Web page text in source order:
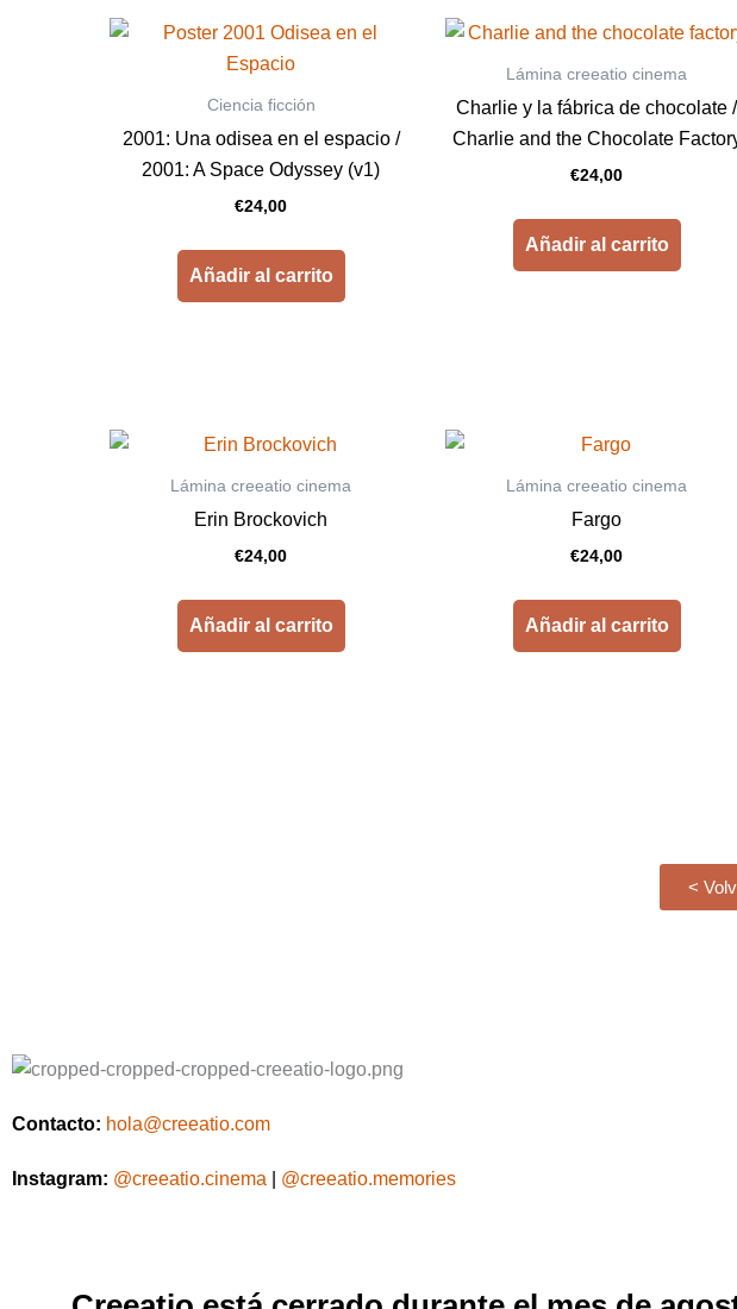
Ciencia ficción
2001: Una odisea en el espacio /
2001: A Space Odyssey (v1)
€24,00
Añadir al carrito
Lámina creeatio cinema
Charlie y la fábrica de chocolate /
Charlie and the Chocolate
€24,00
Añadir al carrito
Lámina creeatio cinema
Erin Brockovich
€24,00
Añadir al carrito
Lámina creeatio cinema
Fargo
€24,00
Añadir al carrito
<
Contacto: hola@creeatio.com
Instagram: @creeatio.cinema @creeatio.memories